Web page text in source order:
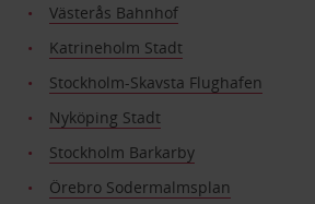
Västerås Bahnhof
Katrineholm Stadt
Stockholm-Skavsta Flughafen
Nyköping Stadt
Stockholm Barkarby
Örebro Sodermalmsplan